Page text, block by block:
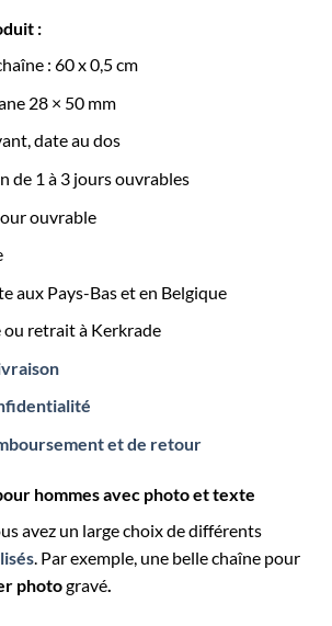
:
: 60 x 0,5 cm
28 × 50 mm
date au dos
de 1 à 3 jours ouvrables
ouvrable
aux Pays-Bas et en Belgique
retrait à Kerkrade
et de retour
hommes avec photo et texte
avez un large choix de différents
. Par exemple, une belle chaîne pour
photogravé.